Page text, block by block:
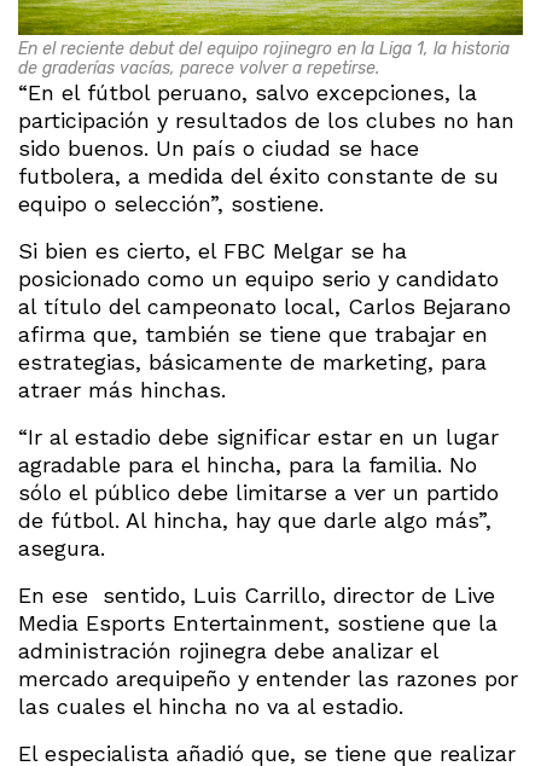
En el reciente debut del equipo rojinegro en la Liga 1, la historia
de graderías vacías, parece volver a repetirse.
“En el fútbol peruano, salvo excepciones, la
participación y resultados de los clubes no han
sido buenos. Un país o ciudad se hace
futbolera, a medida del éxito constante de su
equipo o selección”, sostiene.
Si bien es cierto, el FBC Melgar se ha
posicionado como un equipo serio y candidato
al título del campeonato local, Carlos Bejarano
afirma que, también se tiene que trabajar en
estrategias, básicamente de marketing, para
atraer más hinchas.
“Ir al estadio debe significar estar en un lugar
agradable para el hincha, para la familia. No
sólo el público debe limitarse a ver un partido
de fútbol. Al hincha, hay que darle algo más”,
asegura.
En ese sentido, Luis Carrillo, director de Live
Media Esports Entertainment, sostiene que la
administración rojinegra debe analizar el
mercado arequipeño y entender las razones por
las cuales el hincha no va al estadio.
El especialista añadió que, se tiene que realizar